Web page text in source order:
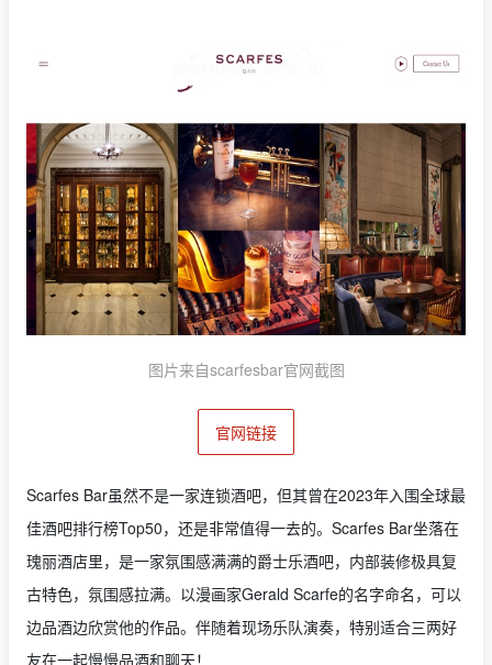
图片来自scarfesbar官网截图
官网链接
Scarfes Bar虽然不是一家连锁酒吧，但其曾在2023年入围全球最
佳酒吧排行榜Top50，还是非常值得一去的。Scarfes Bar坐落在
瑰丽酒店里，是一家氛围感满满的爵士乐酒吧，内部装修极具复
古特色，氛围感拉满。以漫画家Gerald Scarfe的名字命名，可以
边品酒边欣赏他的作品。伴随着现场乐队演奏，特别适合三两好
友在一起慢慢品酒和聊天！